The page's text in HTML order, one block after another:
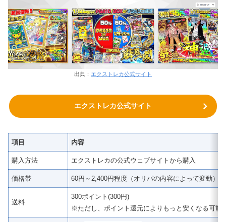
出典： エクストレカ公式サイト
エクストレカ公式サイト
項目 内容
購入方法 エクストレカの公式ウェブサイトから購入
価格帯 60円～2,400円程度（オリパの内容によって変動）
送料
300ポイント(300円)
※ただし、ポイント還元によりもっと安くなる可能